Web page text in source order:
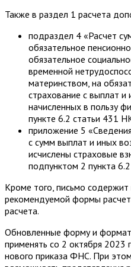
Также в раздел 1 расчета
подраздел 4 «Расчет
обязательное
обязательное
временной
материнством, на
страхование с выплат и
начисленных в пользу
пункте 6.2 статьи 431
приложение 5
с сумм выплат и иных
исчислены страховые
подпунктом 2 пункта
Кроме того, письмо содержит
рекомендуемой формы
расчета.
Обновленные форму и
применять со 2 октября
нового приказа ФНС. При